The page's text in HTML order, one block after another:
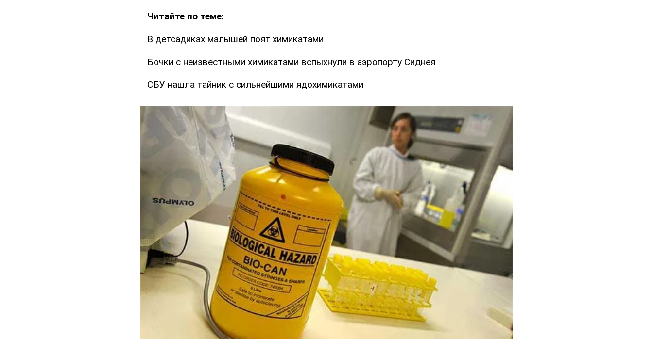
Читайте по теме:
В детсадиках малышей поят химикатами
Бочки с неизвестными химикатами вспыхнули в аэропорту Сиднея
СБУ нашла тайник с сильнейшими ядохимикатами